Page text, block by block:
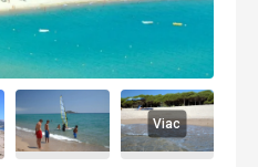
Viac